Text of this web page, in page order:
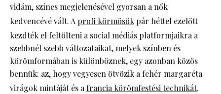
vidám, színes megjelenésével gyorsan a nők
kedvencévé vált. A profi körmösök pár héttel ezelőtt
kezdték el feltölteni a social médiás platformjaikra a
szebbnél szebb változataikat, melyek színben és
körömformában is különböznek, egy azonban közös
bennük: az, hogy vegyesen ötvözik a fehér margaréta
virágok mintáját és afrancia körömfestési technikát.